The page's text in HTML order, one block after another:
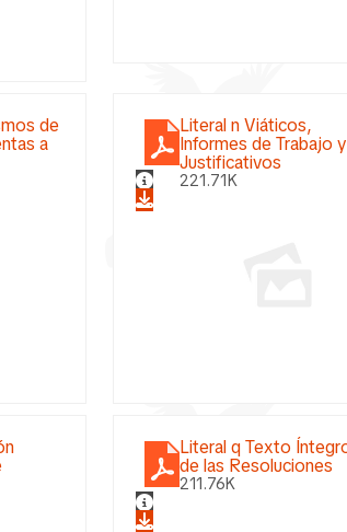
de
a
Literal n Viáticos,
Informes de Trabajo y
Justificativos
221.71K
Literal q Texto
de las Resoluciones
211.76K